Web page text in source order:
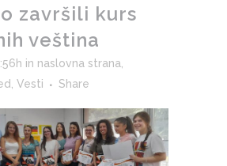
završili kurs
veština
in naslovna strana
Vesti Share